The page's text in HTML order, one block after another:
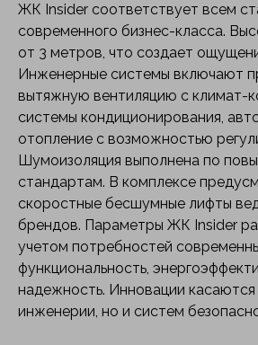
ЖК Insider соответствует всем
современного бизнес-класса.
от 3 метров, что создает
Инженерные системы включают
вытяжную вентиляцию с климат-
системы кондиционирования,
отопление с возможностью
Шумоизоляция выполнена по
стандартам. В комплексе
скоростные бесшумные лифты
брендов. Параметры ЖК Insider
учетом потребностей
функциональность,
надежность. Инновации касаются
инженерии, но и систем